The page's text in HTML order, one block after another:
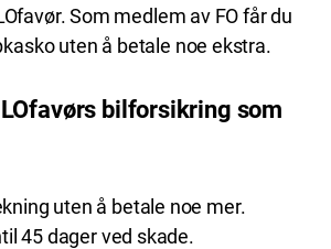
Som medlem av FO får du
uten å betale noe ekstra.
bilforsikring som
uten å betale noe mer.
45 dager ved skade.